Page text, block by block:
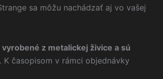
sa môžu nachádzať aj vo vašej
vyrobené z metalickej živice a sú
časopisom v rámci objednávky